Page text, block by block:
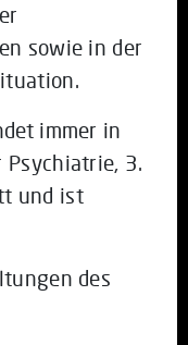
sowie in der
immer in
3.
und ist
des